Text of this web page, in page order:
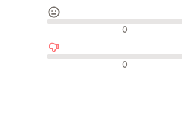
Neutrální recenze0
Negativní recenze0